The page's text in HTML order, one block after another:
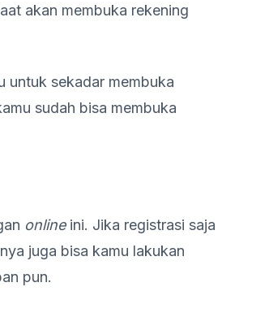
akan membuka rekening
untuk sekadar membuka
sudah bisa membuka
onlineini. Jika registrasi saja
juga bisa kamu lakukan
pun.